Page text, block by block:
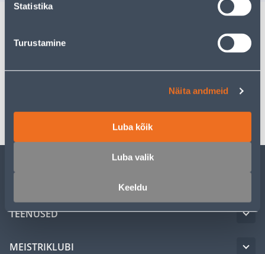
Statistika
Turustamine
Näita andmeid
Luba kõik
Luba valik
Keeldu
Kirjeldus
Spetsifikatsioon
TEENUSED
MEISTRIKLUBI